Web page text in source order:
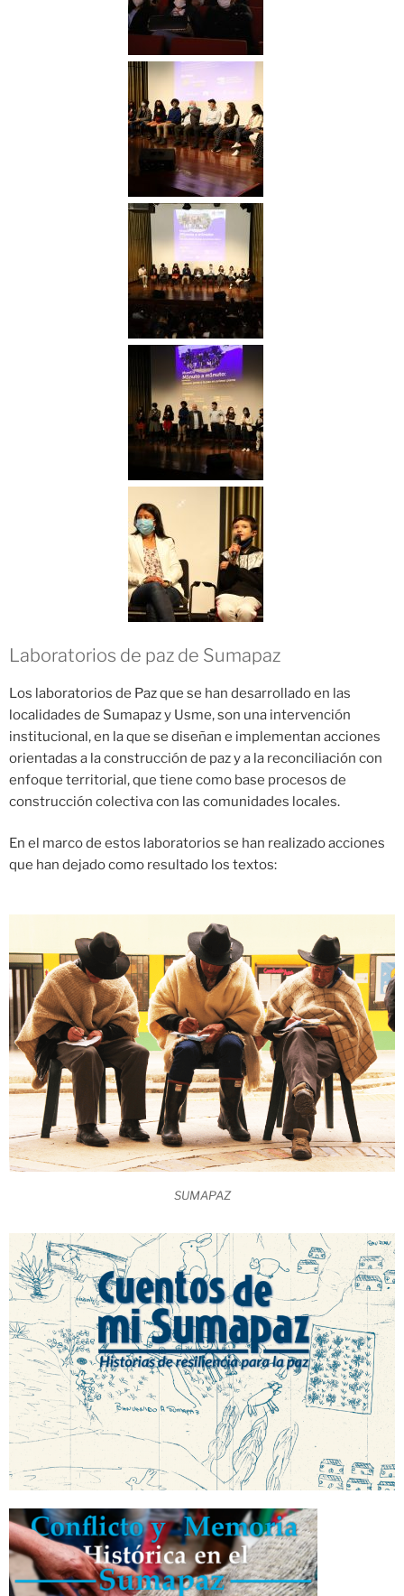
Laboratorios de paz de Sumapaz
Los laboratorios de Paz que se han desarrollado en las
localidades de Sumapaz y Usme, son una intervención
institucional, en la que se diseñan e implementan acciones
orientadas a la construcción de paz y a la reconciliación con
enfoque territorial, que tiene como base procesos de
construcción colectiva con las comunidades locales.
En el marco de estos laboratorios se han realizado acciones
que han dejado como resultado los textos:
SUMAPAZ